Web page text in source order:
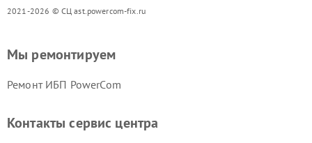
2021-2026 © СЦ ast.powercom-fix.ru
Мы ремонтируем
Ремонт ИБП PowerCom
Контакты сервис центра